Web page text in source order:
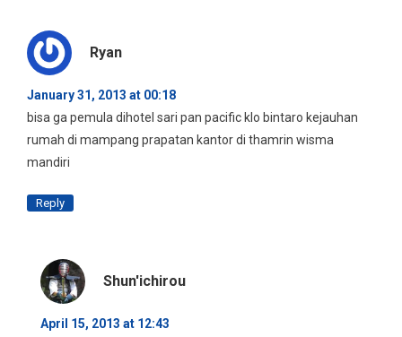
Ryan
January 31, 2013 at 00:18
bisa ga pemula dihotel sari pan pacific klo bintaro kejauhan
rumah di mampang prapatan kantor di thamrin wisma
mandiri
Reply
Shun'ichirou
April 15, 2013 at 12:43